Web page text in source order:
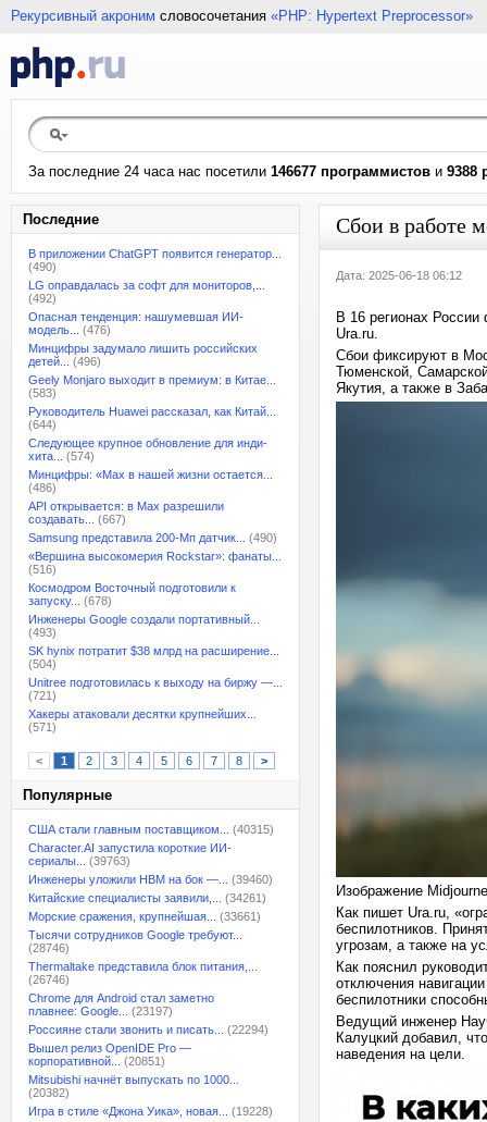
Рекурсивный акроним словосочетания «PHP: Hypertext Preprocessor»
За последние 24 часа нас посетили 146677 программистов и 9388
Последние
В приложении ChatGPT появится генератор...
(490)
LG оправдалась за софт для мониторов,...
(492)
Опасная тенденция: нашумевшая ИИ-
модель...
(476)
Минцифры задумало лишить российских
детей...
(496)
Geely Monjaro выходит в премиум: в Китае...
(583)
Руководитель Huawei рассказал, как Китай...
(644)
Следующее крупное обновление для инди-
хита...
(574)
Минцифры: «Max в нашей жизни остается...
(486)
API открывается: в Max разрешили
создавать...
(667)
Samsung представила 200-Мп датчик...
(490)
«Вершина высокомерия Rockstar»: фанаты...
(516)
Космодром Восточный подготовили к
запуску...
(678)
Инженеры Google создали портативный...
(493)
SK hynix потратит $38 млрд на расширение...
(504)
Unitree подготовилась к выходу на биржу —...
(721)
Хакеры атаковали десятки крупнейших...
(571)
< 1 2 3 4 5 6 7 8 >
Популярные
США стали главным поставщиком...
(40315)
Character.AI запустила короткие ИИ-
сериалы...
(39763)
Инженеры уложили HBM на бок —...
(39460)
Китайские специалисты заявили,...
(34261)
Морские сражения, крупнейшая...
(33661)
Тысячи сотрудников Google требуют...
(28746)
Thermaltake представила блок питания,...
(26746)
Chrome для Android стал заметно
плавнее: Google...
(23197)
Россияне стали звонить и писать...
(22294)
Вышел релиз OpenIDE Pro —
корпоративной...
(20851)
Mitsubishi начнёт выпускать по 1000...
(20382)
Игра в стиле «Джона Уика», новая...
(19228)
Сбои в работе
Дата: 2025-06-18 06:12
В 16 регионах
Ura.ru.
Сбои фиксируют в
Тюменской,
Якутия, а также в
Изображение
Как пишет Ura.ru,
беспилотников.
угрозам, а также на
Как пояснил
отключения
беспилотники
Ведущий инженер
Калуцкий добавил,
наведения на цели.